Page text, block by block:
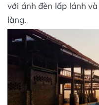
với ánh đèn lấp lánh
làng.